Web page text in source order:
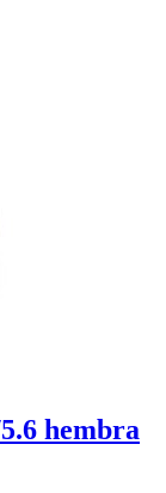
hembra